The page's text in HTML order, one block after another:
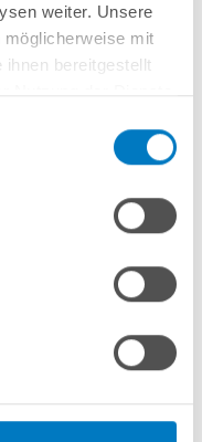
weiter. Unsere
mit
bereitgestellt